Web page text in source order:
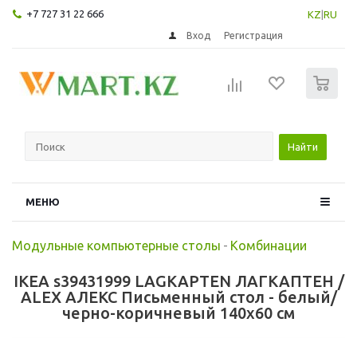
+7 727 31 22 666 KZ RU
Вход Регистрация
Найти
МЕНЮ
Модульные компьютерные столы - Комбинации
IKEA s39431999 LAGKAPTEN ЛАГКАПТЕН /
ALEX АЛЕКС Письменный стол - белый/
черно-коричневый 140x60 см